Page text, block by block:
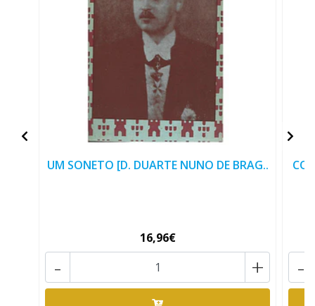
UM SONETO [D. DUARTE NUNO DE BRAG..
16,96€
+
- -